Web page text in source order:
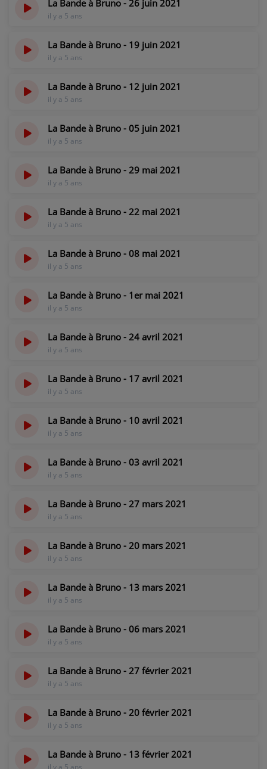
JEUX CONCOURS
VENEZ DANS LE PUBLIC !
CRÉATIONS AUDIOVISUELLES
VIDÉOS | L’ŒIL DE L'OIE
VIDÉOS | JEUX
La Bande à Bruno - 26 juin 2021
il y a 5 ans
La Bande à Bruno - 19 juin 2021
il y a 5 ans
La Bande à Bruno - 12 juin 2021
il y a 5 ans
La Bande à Bruno - 05 juin 2021
il y a 5 ans
La Bande à Bruno - 29 mai 2021
il y a 5 ans
La Bande à Bruno - 22 mai 2021
il y a 5 ans
La Bande à Bruno - 08 mai 2021
il y a 5 ans
La Bande à Bruno - 1er mai 2021
il y a 5 ans
La Bande à Bruno - 24 avril 2021
il y a 5 ans
La Bande à Bruno - 17 avril 2021
il y a 5 ans
La Bande à Bruno - 10 avril 2021
il y a 5 ans
La Bande à Bruno - 03 avril 2021
il y a 5 ans
La Bande à Bruno - 27 mars 2021
il y a 5 ans
La Bande à Bruno - 20 mars 2021
il y a 5 ans
La Bande à Bruno - 13 mars 2021
il y a 5 ans
La Bande à Bruno - 06 mars 2021
il y a 5 ans
La Bande à Bruno - 27 février 2021
il y a 5 ans
La Bande à Bruno - 20 février 2021
il y a 5 ans
La Bande à Bruno - 13 février 2021
il y a 5 ans